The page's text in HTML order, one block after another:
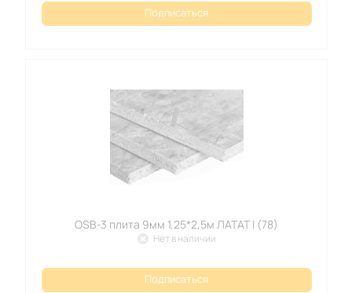
Подписаться
OSB-3 плита 9мм 1,25*2,5м ЛАТАТ I (78)
Нет в наличии
Подписаться